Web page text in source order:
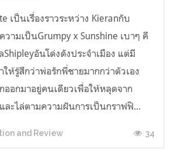
เป็นเรื่องราวระหว่าง Kieranกับ
วามเป็นGrumpy x Sunshine เบาๆ คี
อันโด่งดังประจำเมือง แต่มี
ห้รู้สึกว่าพ่อรักพี่ชายมากกว่าตัวเอง
ออกมาอยู่คนเดียวเพื่อให้หลุดจาก
ะไล่ตามความฝันการเป็นกราฟฟิ...
and Review 34